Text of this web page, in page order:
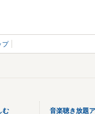
プ
む
音楽聴き放題